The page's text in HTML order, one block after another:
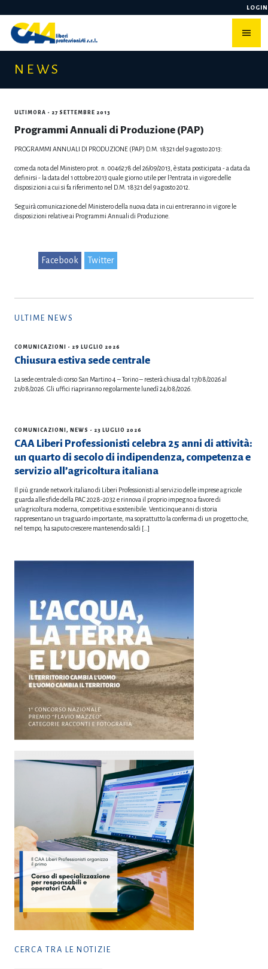
to
content
LOGIN
NEWS
ULTIMORA - 27 SETTEMBRE 2013
Programmi Annuali di Produzione (PAP)
PROGRAMMI ANNUALI DI PRODUZIONE (PAP) D.M. 18321 del 9 agosto 2013:
come da nota del Ministero prot. n. 0046278 del 26/09/2013, è stata posticipata - a data da
definirsi - la data del 1 ottobre 2013 quale giorno utile per l?entrata in vigore delle
disposizioni a cui si fa riferimento nel D.M. 18321 del 9 agosto 2012.
Seguirà comunicazione del Ministero della nuova data in cui entreranno in vigore le
disposizioni relative ai Programmi Annuali di Produzione.
Facebook Twitter
ULTIME NEWS
COMUNICAZIONI - 29 LUGLIO 2026
Chiusura estiva sede centrale
La sede centrale di corso San Martino 4 – Torino – resterà chiusa dal 17/08/2026 al
21/08/2026. Gli uffici riapriranno regolarmente lunedì 24/08/2026.
COMUNICAZIONI , NEWS - 23 LUGLIO 2026
CAA Liberi Professionisti celebra 25 anni di attività:
un quarto di secolo di indipendenza, competenza e
servizio all’agricoltura italiana
Il più grande network italiano di Liberi Professionisti al servizio delle imprese agricole
guarda alle sfide della PAC 2028-2032 e rinnova il proprio impegno a favore di
un’agricoltura moderna, competitiva e sostenibile. Venticinque anni di storia
rappresentano un traguardo importante, ma soprattutto la conferma di un progetto che,
nel tempo, ha saputo crescere mantenendo saldi […]
CERCA TRA LE NOTIZIE